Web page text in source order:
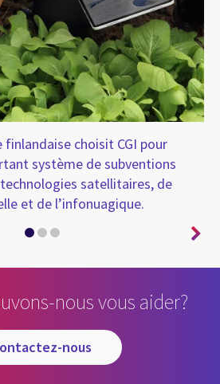
finlandaise choisit CGI pour
système de subventions
satellitaires, de
et de l’infonuagique.
nous vous aider?
contactez-nous